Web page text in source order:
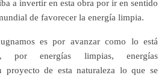
a invertir en esta obra por ir en sentido
de favorecer la energía limpia.
es por avanzar como lo está
por energías limpias, energías
proyecto de esta naturaleza lo que se